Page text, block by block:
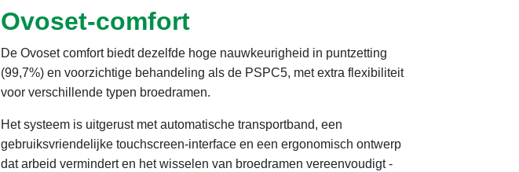
Ovoset-comfort
De Ovoset comfort biedt dezelfde hoge nauwkeurigheid in puntzetting
(99,7%) en voorzichtige behandeling als de PSPC5, met extra flexibiliteit
voor verschillende typen broedramen.
Het systeem is uitgerust met automatische transportband, een
gebruiksvriendelijke touchscreen-interface en een ergonomisch ontwerp
dat arbeid vermindert en het wisselen van broedramen vereenvoudigt -